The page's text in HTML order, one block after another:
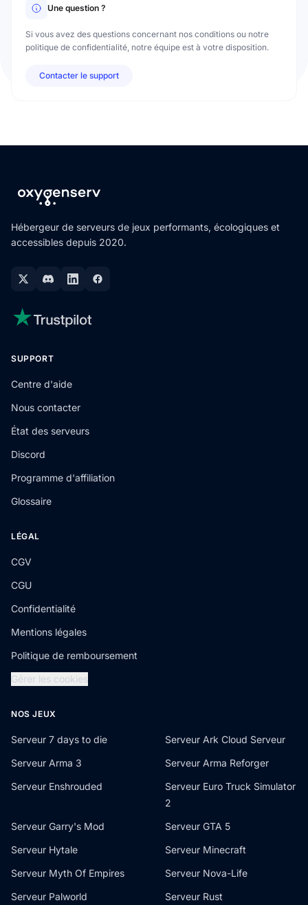
Une question ?
Si vous avez des questions concernant nos conditions ou notre
politique de confidentialité, notre équipe est à votre disposition.
Contacter le support
Hébergeur de serveurs de jeux performants, écologiques et
accessibles depuis 2020.
SUPPORT
Centre d'aide
Nous contacter
État des serveurs
Discord
Programme d'affiliation
Glossaire
LÉGAL
CGV
CGU
Confidentialité
Mentions légales
Politique de remboursement
Gérer les cookies
NOS JEUX
Serveur 7 days to die
Serveur Ark Cloud Serveur
Serveur Arma 3
Serveur Arma Reforger
Serveur Enshrouded
Serveur Euro Truck Simulator
2
Serveur Garry's Mod
Serveur GTA 5
Serveur Hytale
Serveur Minecraft
Serveur Myth Of Empires
Serveur Nova-Life
Serveur Palworld
Serveur Rust